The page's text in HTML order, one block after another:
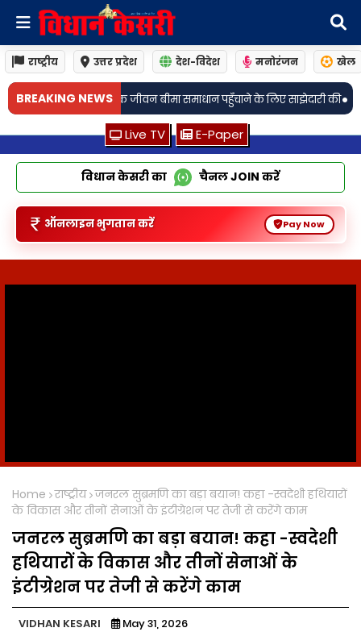
राष्ट्रीय उत्तर प्रदेश देश-विदेश मनोरंजन खेल
BREAKING NEWS
पहुँचाने के लिए साझेदारी की• जामो: अगली तारीख 19 अगस्त! चर्चित
Live TV E-Paper
विधान केसरी का चैनलJOIN करें
ऑनलाइन भुगतान करें Pay Now
Home राष्ट्रीय जनरल सुब्रमणि का बड़ा बयान! कहा -स्वदेशी हथियारों
के विकास और तीनों सेनाओं के इंटीग्रेशन पर तेजी से करेंगे काम
जनरल सुब्रमणि का बड़ा बयान! कहा -स्वदेशी
हथियारों के विकास और तीनों सेनाओं के
इंटीग्रेशन पर तेजी से करेंगे काम
VIDHAN KESARI May 31, 2026